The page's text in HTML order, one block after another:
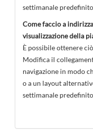
settimanale
Come faccio a
visualizzazione della
È possibile ottenere
Modifica il
navigazione in modo
o a un layout
settimanale